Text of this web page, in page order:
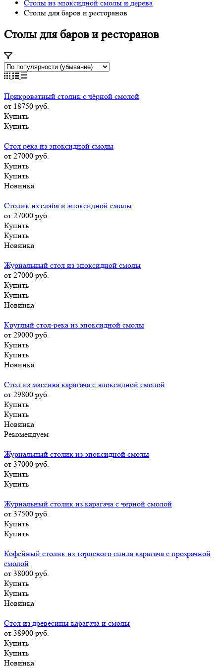
Столы из эпоксидной смолы и дерева
Столы для баров и ресторанов
Столы для баров и ресторанов
Прикроватный столик с чёрной смолой
от 18750 руб.
Купить
Купить
Стол река из эпоксидной смолы
от 27000 руб.
Купить
Купить
Новинка
Столик из слэба и эпоксидной смолы
от 27000 руб.
Купить
Купить
Новинка
Журнальный стол из эпоксидной смолы
от 27000 руб.
Купить
Купить
Новинка
Круглый стол-река из эпоксидной смолы
от 29000 руб.
Купить
Купить
Новинка
Стол из массива карагача с эпоксидной смолой
от 29800 руб.
Купить
Купить
Новинка
Рекомендуем
Журнальный столик из эпоксидной смолы
от 37000 руб.
Купить
Купить
Журнальный столик из карагача с черной смолой
от 37500 руб.
Купить
Купить
Кофейный столик из торцевого спила карагача с прозрачной
смолой
от 38000 руб.
Купить
Купить
Новинка
Стол из древесины карагача и смолы
от 38900 руб.
Купить
Купить
Новинка